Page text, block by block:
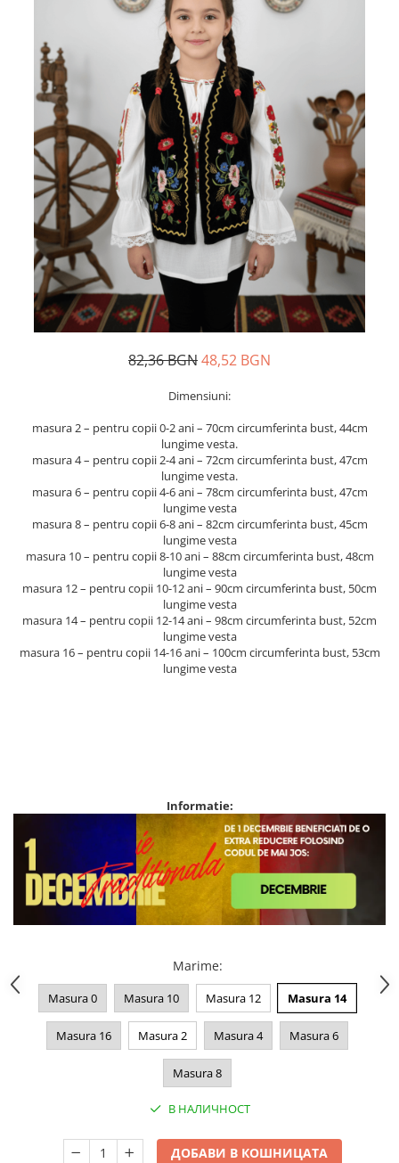
Дамски пуловери
Дамски сака
Дамски спортни комплекти
Дамски тениски
Дамски якета
Жилетка
Поли
Пояси за момчета
82,36 BGN48,52 BGN
Dimensiuni:
masura 2 – pentru copii 0-2 ani – 70cm circumferinta bust, 44cm
lungime vesta.
masura 4 – pentru copii 2-4 ani – 72cm circumferinta bust, 47cm
lungime vesta.
masura 6 – pentru copii 4-6 ani – 78cm circumferinta bust, 47cm
lungime vesta
masura 8 – pentru copii 6-8 ani – 82cm circumferinta bust, 45cm
lungime vesta
masura 10 – pentru copii 8-10 ani – 88cm circumferinta bust, 48cm
lungime vesta
masura 12 – pentru copii 10-12 ani – 90cm circumferinta bust, 50cm
lungime vesta
masura 14 – pentru copii 12-14 ani – 98cm circumferinta bust, 52cm
lungime vesta
masura 16 – pentru copii 14-16 ani – 100cm circumferinta bust, 53cm
lungime vesta
Informatie:
Marime:
Masura 0 Masura 10 Masura 12 Masura 14
Masura 16 Masura 2 Masura 4 Masura 6
Masura 8
В НАЛИЧНОСТ
ДОБАВИ В КОШНИЦАТА